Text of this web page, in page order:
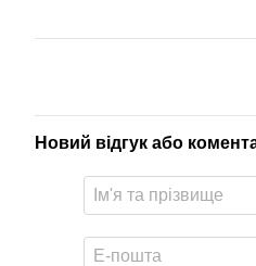
Новий відгук або